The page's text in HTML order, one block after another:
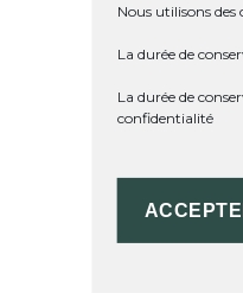
Nous utilisons
La durée de
La durée de
confidentialité
exemple,
L'employeur
En plus de